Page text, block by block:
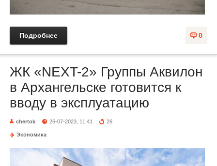
0
Подробнее
ЖК «NEXT-2» Группы Аквилон
в Архангельске готовится к
вводу в эксплуатацию
chertok 26-07-2023, 11:41 26
Экономика